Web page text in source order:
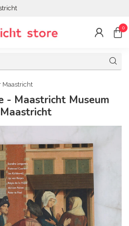
0
Maastricht
- Maastricht Museum